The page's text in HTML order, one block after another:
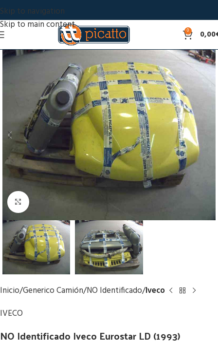
Skip to navigation
Skip to main content
0 0,00
Click to enlarge
Inicio Generico Camión NO Identificado Iveco
IVECO
NO Identificado Iveco Eurostar LD (1993)